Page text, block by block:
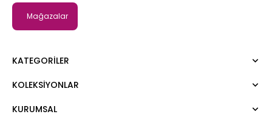
Mağazalar
KATEGORILER
Elbise
KOLEKSIYONLAR
Moda Tutkusu
KURUMSAL